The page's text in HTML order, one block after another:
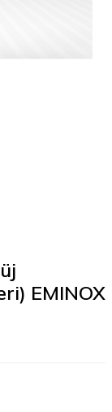
EMINOX